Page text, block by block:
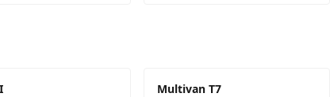
Multivan T7